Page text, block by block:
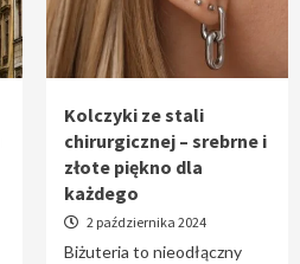
Kolczyki ze stali
chirurgicznej – srebrne i
złote piękno dla
każdego
2 października 2024
Biżuteria to nieodłączny